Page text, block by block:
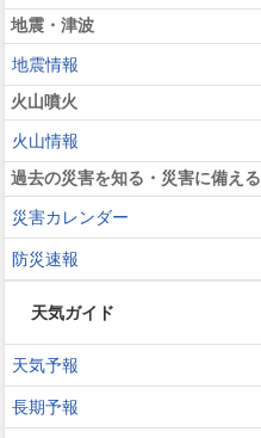
地震・津波
地震情報
火山噴火
火山情報
過去の災害を知る・災害に備える
災害カレンダー
防災速報
天気ガイド
天気予報
長期予報